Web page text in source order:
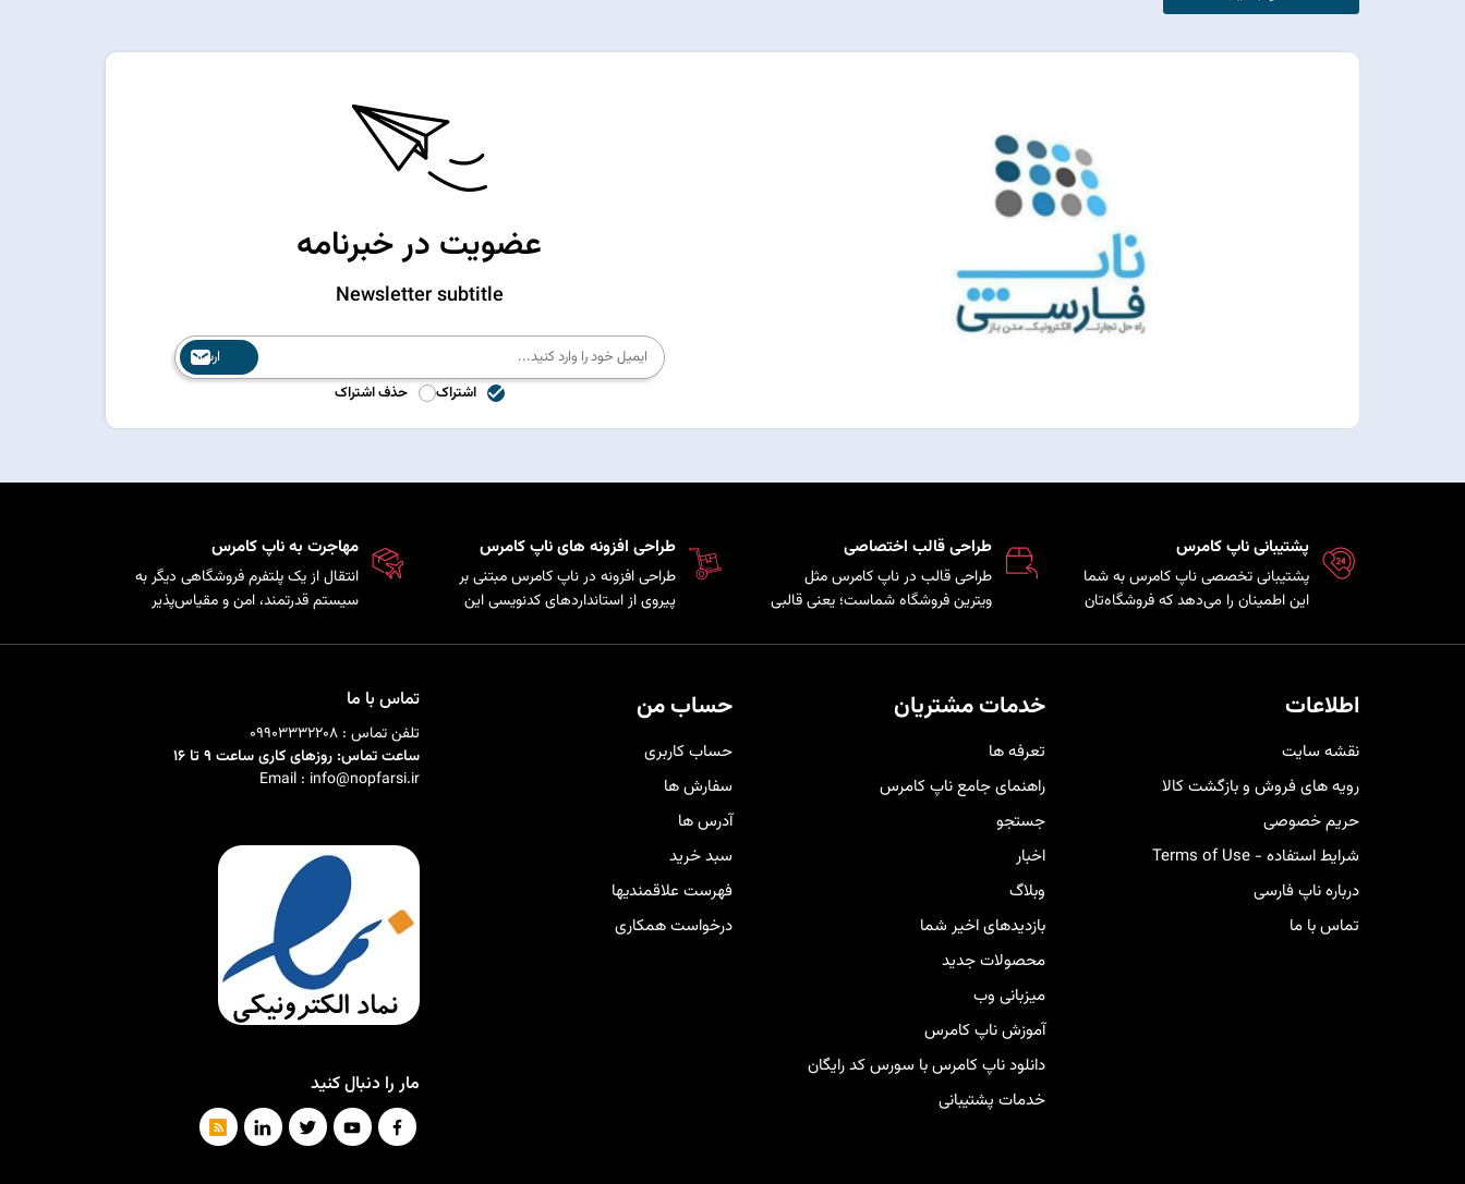
عضویت در خبرنامه
Newsletter subtitle
ارسال
اشتراک
حذف اشتراک
پشتیبانی ناپ کامرس
پشتیبانی تخصصی ناپ کامرس به شما
این اطمینان را می‌دهد که فروشگاه‌تان
فنی در کمترین زمان ممکن برای رفع
کنار شما خواهد بود.
طراحی قالب اختصاصی
طراحی قالب در ناپ کامرس مثل
ویترین فروشگاه شماست؛ یعنی قالبی
مشتری‌هایتان شخصی‌سازی شده تا
خریدی راحت و لذت‌بخش را برای
کاربرانتان فراهم کند
طراحی افزونه های ناپ کامرس
طراحی افزونه در ناپ کامرس مبتنی بر
پیروی از استانداردهای کدنویسی این
و اضافه کردن قابلیت‌های سفارشی را
مهاجرت به ناپ کامرس
انتقال از یک پلتفرم فروشگاهی دیگر به
سیستم قدرتمند، امن و مقیاس‌پذیر
محصولات، مشتریان و سفارش‌ها.
اطلاعات
نقشه سایت
رویه های فروش و بازگشت کالا
حریم خصوصی
شرایط استفاده - Terms of Use
درباره ناپ فارسی
تماس با ما
خدمات مشتریان
تعرفه ها
راهنمای جامع ناپ کامرس
جستجو
اخبار
وبلاگ
بازدیدهای اخیر شما
محصولات جدید
میزبانی وب
آموزش ناپ کامرس
دانلود ناپ کامرس با سورس کد رایگان
خدمات پشتیبانی
حساب من
حساب کاربری
سفارش ها
آدرس ها
سبد خرید
فهرست علاقمندیها
درخواست همکاری
تماس با ما
تلفن تماس : 09903332208
ساعت تماس: روزهای کاری ساعت 9 تا 16
Email : info@nopfarsi.ir
مار را دنبال کنید